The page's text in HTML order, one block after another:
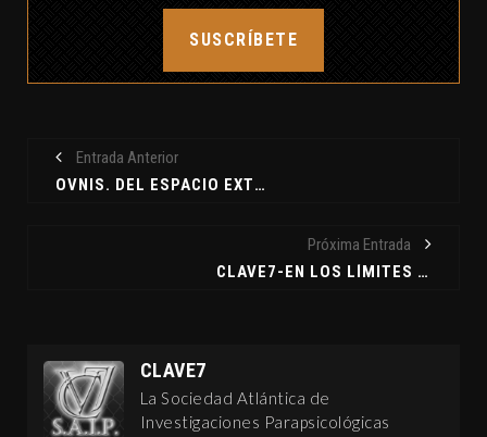
SUSCRÍBETE
Entrada Anterior
OVNIS. DEL ESPACIO EXTERIOR AL ESPACIO INTERIOR - OVNIS EN CANARIAS
Próxima Entrada
CLAVE7-EN LOS LÍMITES DE LA REALIDAD... UNA SEMANA DE VACACIONES.
CLAVE7
La Sociedad Atlántica de
Investigaciones Parapsicológicas